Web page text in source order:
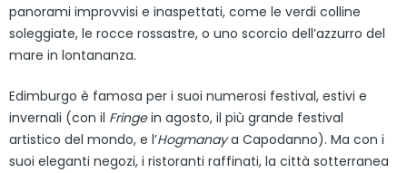
panorami improvvisi e inaspettati, come le verdi colline
soleggiate, le rocce rossastre, o uno scorcio dell’azzurro del
mare in lontananza.
Edimburgo è famosa per i suoi numerosi festival, estivi e
invernali (con il Fringein agosto, il più grande festival
artistico del mondo, e l’Hogmanaya Capodanno). Ma con i
suoi eleganti negozi, i ristoranti raffinati, la città sotterranea